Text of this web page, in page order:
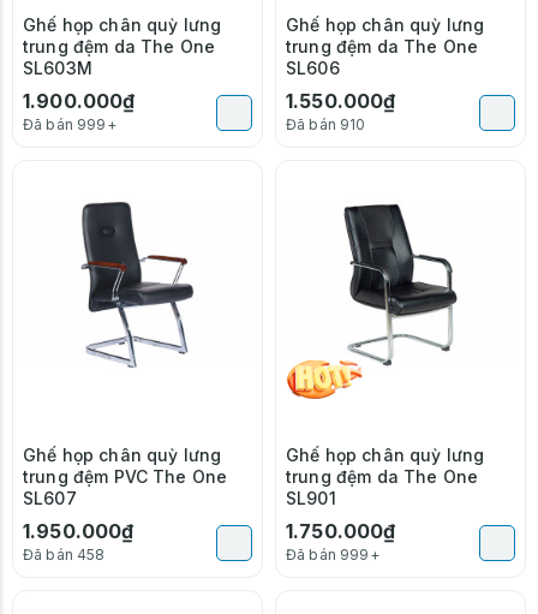
Ghế họp chân quỳ lưng
trung đệm da The One
SL603M
1.900.000₫
Đã bán 999+
Ghế họp chân quỳ lưng
trung đệm da The One
SL606
1.550.000₫
Đã bán 910
Ghế họp chân quỳ lưng
trung đệm PVC The One
SL607
1.950.000₫
Đã bán 458
Ghế họp chân quỳ lưng
trung đệm da The One
SL901
1.750.000₫
Đã bán 999+